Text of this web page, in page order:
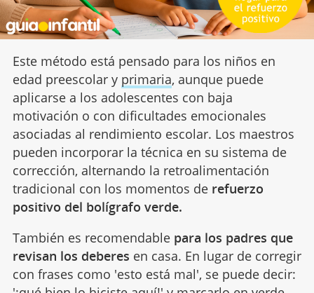
Este método está pensado para los niños en
edad preescolar y primaria, aunque puede
aplicarse a los adolescentes con baja
motivación o con dificultades emocionales
asociadas al rendimiento escolar. Los maestros
pueden incorporar la técnica en su sistema de
corrección, alternando la retroalimentación
tradicional con los momentos de refuerzo
positivo del bolígrafo verde.
También es recomendable para los padres que
revisan los deberes en casa. En lugar de corregir
con frases como 'esto está mal', se puede decir: